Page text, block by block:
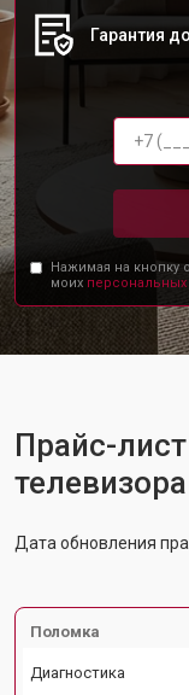
Гарантия
Нажимая на кнопку
моих
Прайс-
Дата обновления
Поломка
Диагностика